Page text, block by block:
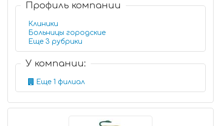
Профиль компании
Клиники
Больницы городские
Еще 3 рубрики
У компании:
Еще 1 филиал